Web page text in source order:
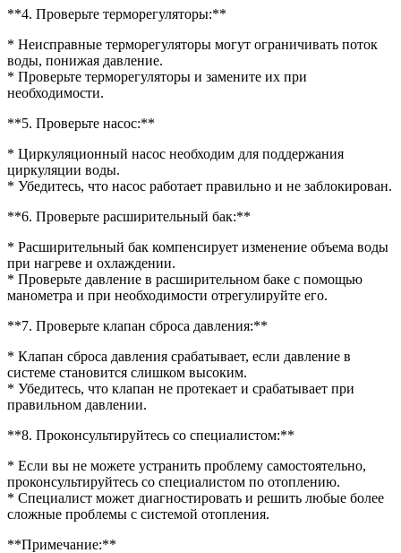
**4. Проверьте терморегуляторы:**
* Неисправные терморегуляторы могут ограничивать поток
воды, понижая давление.
* Проверьте терморегуляторы и замените их при
необходимости.
**5. Проверьте насос:**
* Циркуляционный насос необходим для поддержания
циркуляции воды.
* Убедитесь, что насос работает правильно и не заблокирован.
**6. Проверьте расширительный бак:**
* Расширительный бак компенсирует изменение объема воды
при нагреве и охлаждении.
* Проверьте давление в расширительном баке с помощью
манометра и при необходимости отрегулируйте его.
**7. Проверьте клапан сброса давления:**
* Клапан сброса давления срабатывает, если давление в
системе становится слишком высоким.
* Убедитесь, что клапан не протекает и срабатывает при
правильном давлении.
**8. Проконсультируйтесь со специалистом:**
* Если вы не можете устранить проблему самостоятельно,
проконсультируйтесь со специалистом по отоплению.
* Специалист может диагностировать и решить любые более
сложные проблемы с системой отопления.
**Примечание:**